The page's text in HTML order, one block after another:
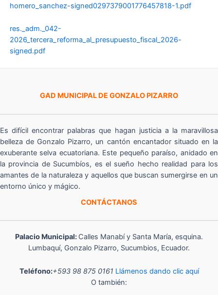
homero_sanchez-signed0297379001776457818-1.pdf
res._adm._042-
2026_tercera_reforma_al_presupuesto_fiscal_2026-
signed.pdf
GAD MUNICIPAL DE GONZALO PIZARRO
Es difícil encontrar palabras que hagan justicia a la maravillosa
belleza de Gonzalo Pizarro, un cantón encantador situado en la
exuberante selva ecuatoriana. Este pequeño paraíso, anidado en
la provincia de Sucumbíos, es el sueño hecho realidad para los
amantes de la naturaleza y aquellos que buscan sumergirse en un
entorno único y mágico.
CONTÁCTANOS
Palacio Municipal: Calles Manabí y Santa María, esquina.
Lumbaquí, Gonzalo Pizarro, Sucumbios, Ecuador.
Teléfono:+593 98 875 0161 Llámenos dando clic aquí
O también: